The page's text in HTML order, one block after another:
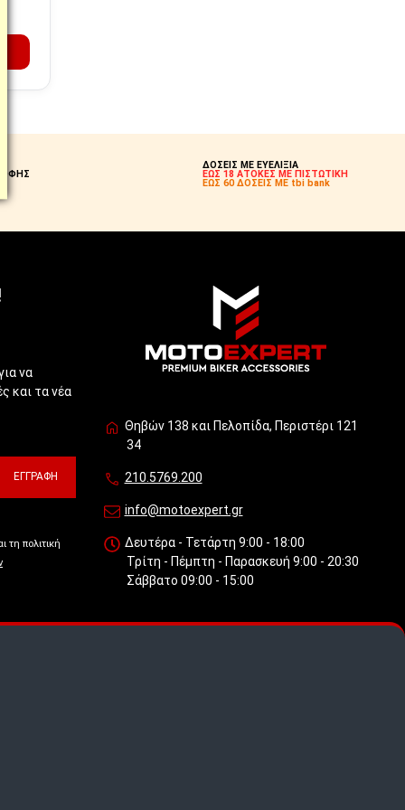
ΔΟΣΕΙΣ ΜΕ ΕΥΕΛΙΞΙΑ
ΕΩΣ 18 ΑΤΟΚΕΣ ΜΕ ΠΙΣΤΩΤΙΚΗ
ΕΩΣ 60 ΔΟΣΕΙΣ ΜΕ tbi bank
να
και τα νέα
ΕΓΓΡΑΦΉ
τη πολιτική
Θηβών 138 και Πελοπίδα, Περιστέρι 121
34
210.5769.200
info@motoexpert.gr
Δευτέρα - Τετάρτη 9:00 - 18:00
Τρίτη - Πέμπτη - Παρασκευή 9:00 - 20:30
Σάββατο 09:00 - 15:00